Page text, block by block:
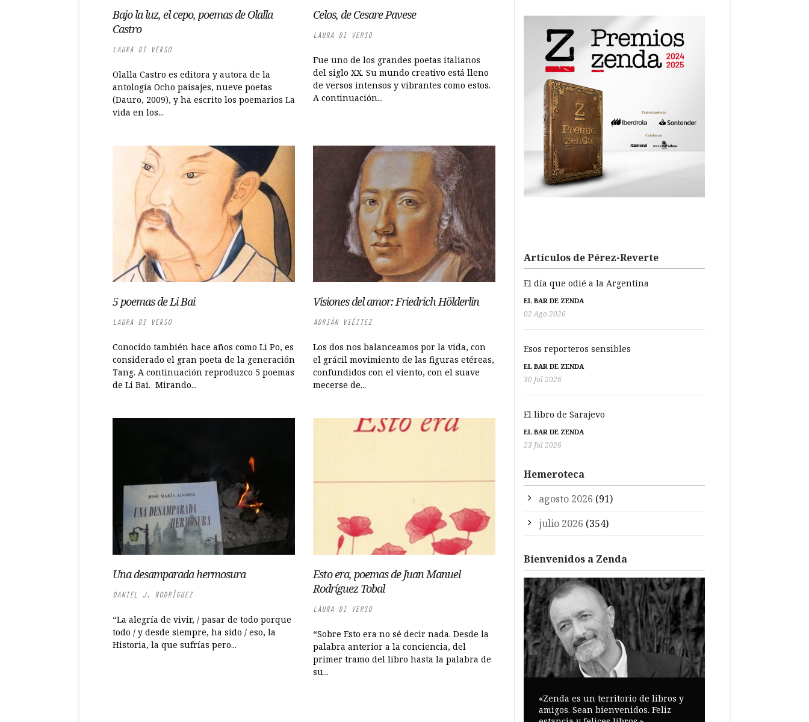
Bajo la luz, el cepo, poemas de Olalla
Castro
LAURA DI VERSO
Olalla Castro es editora y autora de la
antología Ocho paisajes, nueve poetas
(Dauro, 2009), y ha escrito los poemarios La
vida en los...
Celos, de Cesare Pavese
LAURA DI VERSO
Fue uno de los grandes poetas italianos
del siglo XX. Su mundo creativo está lleno
de versos intensos y vibrantes como estos.
A continuación...
5 poemas de Li Bai
LAURA DI VERSO
Conocido también hace años como Li Po, es
considerado el gran poeta de la generación
Tang. A continuación reproduzco 5 poemas
de Li Bai. Mirando...
Visiones del amor: Friedrich Hölderlin
ADRIÁN VIÉITEZ
Los dos nos balanceamos por la vida, con
el grácil movimiento de las figuras etéreas,
confundidos con el viento, con el suave
mecerse de...
Una desamparada hermosura
DANIEL J. RODRÍGUEZ
“La alegría de vivir, / pasar de todo porque
todo / y desde siempre, ha sido / eso, la
Historia, la que sufrías pero...
Esto era, poemas de Juan Manuel
Rodríguez Tobal
LAURA DI VERSO
“Sobre Esto era no sé decir nada. Desde la
palabra anterior a la conciencia, del
primer tramo del libro hasta la palabra de
su...
Artículos de Pérez-Reverte
El día que odié a la Argentina
EL BAR DE ZENDA
02 Ago 2026
Esos reporteros sensibles
EL BAR DE ZENDA
30 Jul 2026
El libro de Sarajevo
EL BAR DE ZENDA
23 Jul 2026
Hemeroteca
agosto 2026 (91)
julio 2026 (354)
Bienvenidos a Zenda
«Zenda es un territorio de libros y
amigos. Sean bienvenidos. Feliz